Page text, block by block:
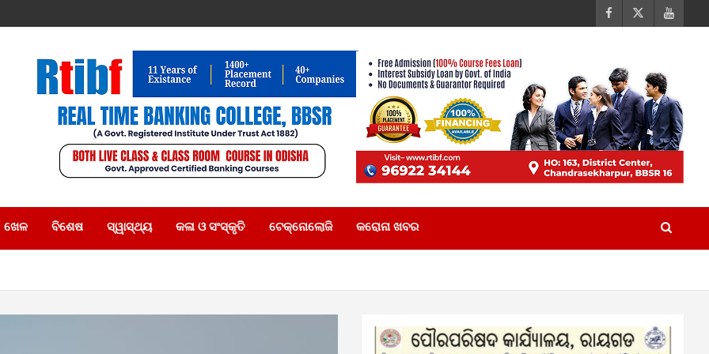
ଖେଳ ବିଶେଷ ସ୍ୱାସ୍ଥ୍ୟ କଳା ଓ ସଂସ୍କୃତି ଟେକ୍ନୋଲୋଜି କରୋନା ଖବର